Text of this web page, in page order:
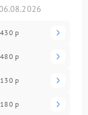
430 р
480 р
р
р